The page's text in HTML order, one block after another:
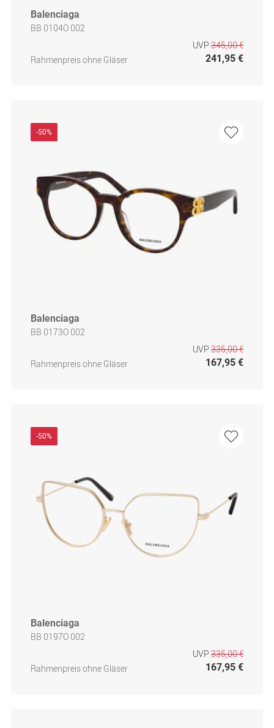
Balenciaga
BB 0104O 002
Rahmenpreis ohne Gläser
UVP 345,00 €
241,95 €
-50%
Balenciaga
BB 0173O 002
Rahmenpreis ohne Gläser
UVP 335,00 €
167,95 €
-50%
Balenciaga
BB 0197O 002
Rahmenpreis ohne Gläser
UVP 335,00 €
167,95 €